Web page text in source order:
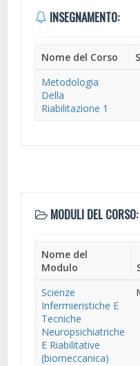
INSEGNAMENTO:
Nome del Corso
Metodologia
Della
Riabilitazione 1
MODULI DEL CORSO:
Nome del
Modulo
Scienze
Infermieristiche E
Tecniche
Neuropsichiatriche
E Riabilitative
(biomeccanica)